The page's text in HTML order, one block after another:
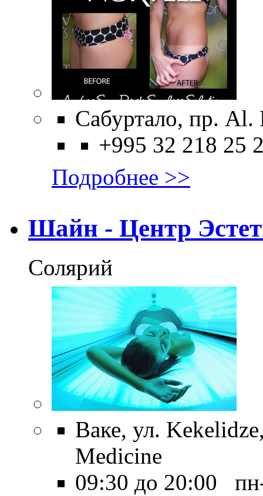
Сабуртало, пр. Al.
+995 32 218 25
Подробнее >>
Шайн - Центр
Солярий
Ваке, ул.
Medicine
09:30 до 20:00